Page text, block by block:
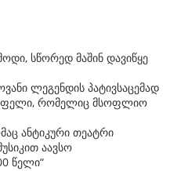
სწორედ მაშინ დავიწყე
ლეგენდის პატივსაცემად
რომელიც მსოფლიო
ანტიკური თეატრი
აავსო
წელი“